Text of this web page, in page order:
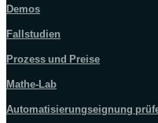
Demos
Fallstudien
Prozess und Preise
Mathe-Lab
Automatisierungseignung